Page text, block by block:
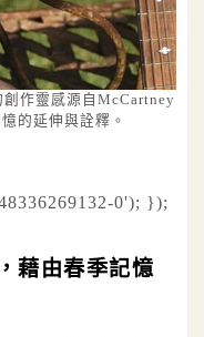
作靈感源自McCartney
的延伸與詮釋。
0'); });
藉由春季記憶